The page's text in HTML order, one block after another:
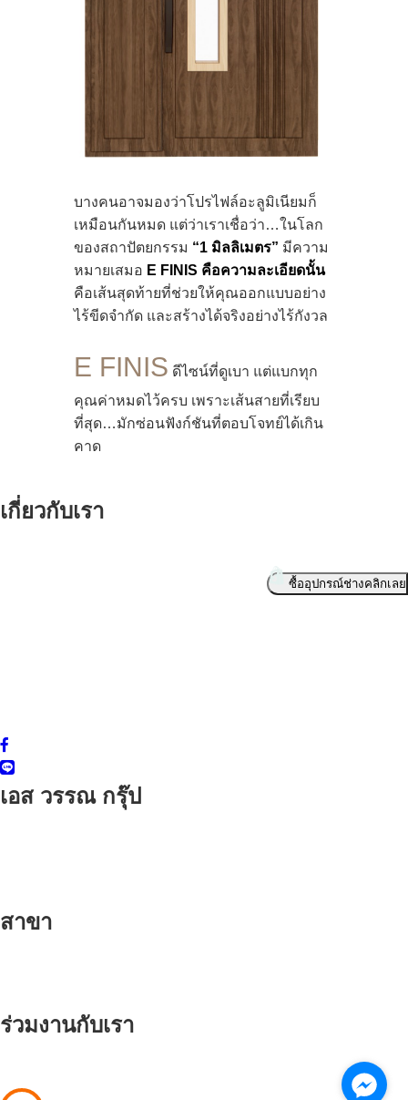
บางคนอาจมองว่าโปรไฟล์อะลูมิเนียมก็
เหมือนกันหมด แต่ว่าเราเชื่อว่า…ในโลก
ของสถาปัตยกรรม “1 มิลลิเมตร” มีความ
หมายเสมอ E FINIS คือความละเอียดนั้น
คือเส้นสุดท้ายที่ช่วยให้คุณออกแบบอย่าง
ไร้ขีดจำกัด และสร้างได้จริงอย่างไร้กังวล
E FINIS ดีไซน์ที่ดูเบา แต่แบกทุก
คุณค่าหมดไว้ครบ เพราะเส้นสายที่เรียบ
ที่สุด…มักซ่อนฟังก์ชันที่ตอบโจทย์ได้เกิน
คาด
เกี่ยวกับเรา
เอส วรรณ กรุ๊ป
สาขา
ร่วมงานกับเรา
ซื้ออุปกรณ์ช่างคลิกเลย